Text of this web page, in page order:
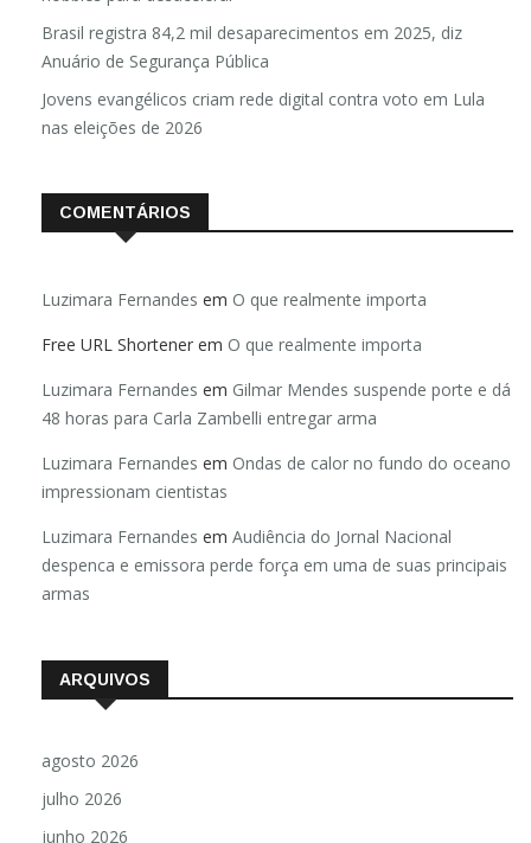
Brasil registra 84,2 mil desaparecimentos em 2025, diz
Anuário de Segurança Pública
Jovens evangélicos criam rede digital contra voto em Lula
nas eleições de 2026
COMENTÁRIOS
Luzimara Fernandes em O que realmente importa
Free URL Shortener em O que realmente importa
Luzimara Fernandes em Gilmar Mendes suspende porte e dá
48 horas para Carla Zambelli entregar arma
Luzimara Fernandes em Ondas de calor no fundo do oceano
impressionam cientistas
Luzimara Fernandes em Audiência do Jornal Nacional
despenca e emissora perde força em uma de suas principais
armas
ARQUIVOS
agosto 2026
julho 2026
junho 2026